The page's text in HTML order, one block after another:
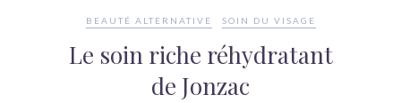
BEAUTÉ ALTERNATIVE SOIN DU VISAGE
Le soin riche réhydratant
de Jonzac